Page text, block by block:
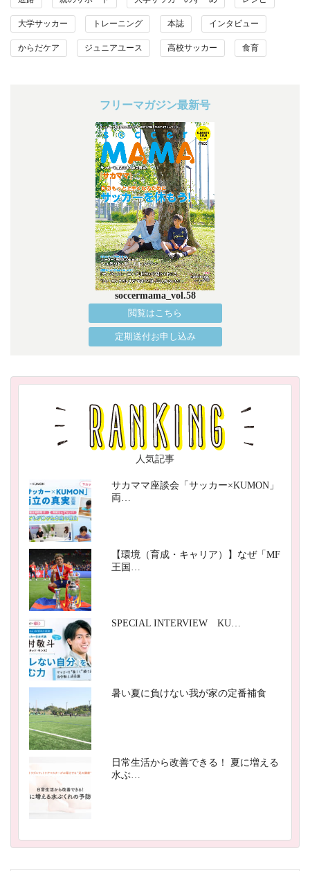
大学サッカー トレーニング 本誌 インタビュー
からだケア ジュニアユース 高校サッカー 食育
フリーマガジン最新号
soccermama_vol.58
閲覧はこちら
定期送付お申し込み
人気記事
サカママ座談会「サッカー×KUMON」
両…
【環境（育成・キャリア）】なぜ「MF
王国…
SPECIAL INTERVIEW KU…
暑い夏に負けない我が家の定番補食
日常生活から改善できる！ 夏に増える
水ぶ…